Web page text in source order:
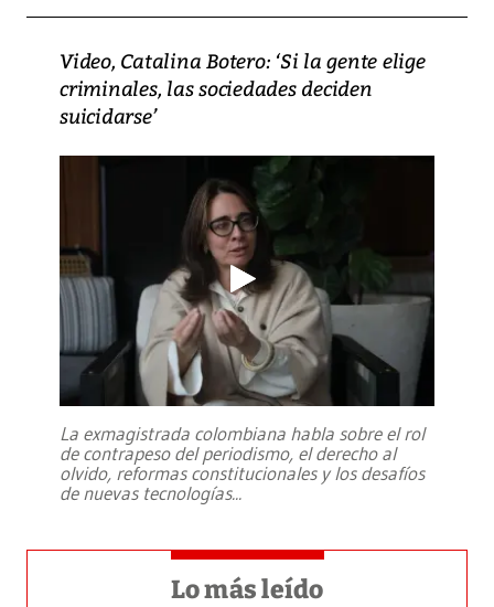
Video, Catalina Botero: ‘Si la gente elige
criminales, las sociedades deciden
suicidarse’
La exmagistrada colombiana habla sobre el rol
de contrapeso del periodismo, el derecho al
olvido, reformas constitucionales y los desafíos
de nuevas tecnologías...
Lo más leído